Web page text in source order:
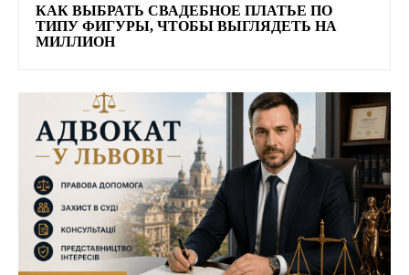
КАК ВЫБРАТЬ СВАДЕБНОЕ ПЛАТЬЕ ПО
ТИПУ ФИГУРЫ, ЧТОБЫ ВЫГЛЯДЕТЬ НА
МИЛЛИОН